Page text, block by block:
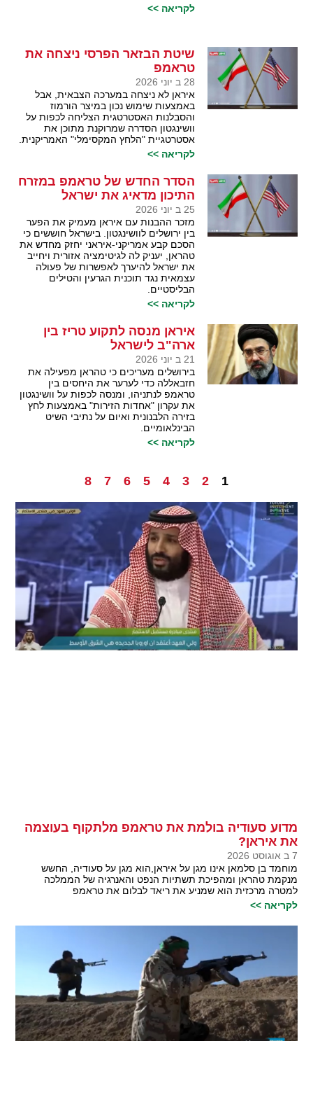
לקריאה >>
שיטת הבזאר הפרסי ניצחה את
טראמפ
28 ב יוני 2026
איראן לא ניצחה במערכה הצבאית, אבל
באמצעות שימוש נכון במיצר הורמוז
והסבלנות האסטרטגית הצליחה לכפות על
וושינגטון הסדרה שמרוקנת מתוכן את
אסטרטגיית "הלחץ המקסימלי" האמריקנית.
לקריאה >>
הסדר החדש של טראמפ במזרח
התיכון מדאיג את ישראל
25 ב יוני 2026
מזכר ההבנות עם איראן מעמיק את הפער
בין ירושלים לוושינגטון. בישראל חוששים כי
הסכם קבע אמריקני-איראני יחזק מחדש את
טהראן, יעניק לה לגיטימציה אזורית ויחייב
את ישראל להיערך לאפשרות של פעולה
עצמאית נגד תוכנית הגרעין והטילים
הבליסטיים.
לקריאה >>
איראן מנסה לתקוע טריז בין
ארה"ב לישראל
21 ב יוני 2026
בירושלים מעריכים כי טהראן מפעילה את
חזבאללה כדי לערער את היחסים בין
טראמפ לנתניהו, ומנסה לכפות על וושינגטון
את עקרון "אחדות הזירות" באמצעות לחץ
בזירה הלבנונית ואיום על נתיבי השיט
הבינלאומיים.
לקריאה >>
1
2
3
4
5
6
7
8
מדוע סעודיה בולמת את טראמפ מלתקוף בעוצמה
את איראן?
7 ב אוגוסט 2026
מוחמד בן סלמאן אינו מגן על איראן,הוא מגן על סעודיה, החשש
מנקמת טהראן ומהפיכת תשתיות הנפט והאנרגיה של הממלכה
למטרה מרכזית הוא שמניע את ריאד לבלום את טראמפ
לקריאה >>